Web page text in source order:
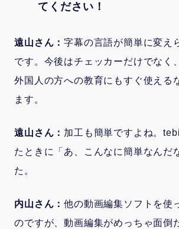
てください！
遠山さん：字幕の言語が簡単に変え
です。今後はチェッカーだけでなく
外国人の方への教育にもすぐ使える
ます。
遠山さん： 加工も簡単ですよね。
たときに「あ、こんなに簡単なんだ
た。
内山さん：他の動画編集ソフトを使
のですが、動画編集がめっちゃ面倒